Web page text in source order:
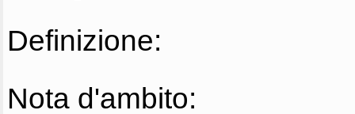
Definizione:
Nota d'ambito: